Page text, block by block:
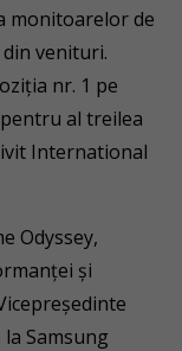
monitoarelor de
venituri.
nr. 1 pe
al treilea
International
Odyssey,
și
la Samsung